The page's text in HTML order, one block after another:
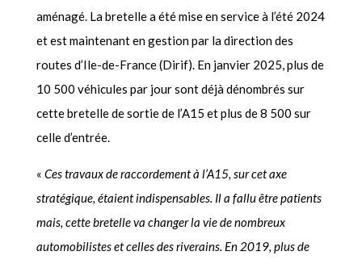
aménagé. La bretelle a été mise en service à l’été 2024
et est maintenant en gestion par la direction des
routes d’Ile-de-France (Dirif). En janvier 2025, plus de
10 500 véhicules par jour sont déjà dénombrés sur
cette bretelle de sortie de l’A15 et plus de 8 500 sur
celle d’entrée.
« Ces travaux de raccordement à l’A15, sur cet axe
stratégique, étaient indispensables. Il a fallu être patients
mais, cette bretelle va changer la vie de nombreux
automobilistes et celles des riverains. En 2019, plus de